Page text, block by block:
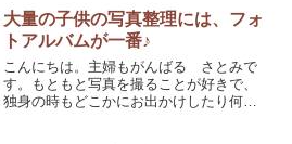
大量の子供の写真整理には、フォ
トアルバムが一番♪
こんにちは。主婦もがんばる さとみで
す。もともと写真を撮ることが好きで、
独身の時もどこかにお出かけしたり何か